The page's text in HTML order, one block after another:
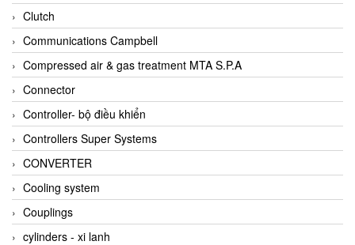
AKO Armaturen & Separationstechnik
AKO Armaturen & Separationstechnik Vietnam
AKUSENSE
ALA OFFICINE SPA
Albrecht-Automatik Viet Nam
Allen Bradley Vietnam
Alpha Moisture Vietnam
Alpha-Achem Vietnam
Alphino
ALRE-IT Vietnam
Clutch
Communications Campbell
Compressed air & gas treatment MTA S.P.A
Connector
Controller- bộ điều khiển
Controllers Super Systems
CONVERTER
Cooling system
Couplings
cylinders - xi lanh